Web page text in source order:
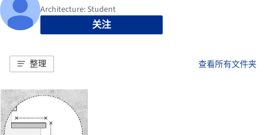
关注
整理 查看所有文件夹